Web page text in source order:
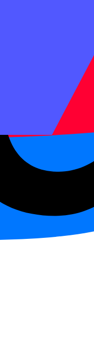
好, 写完, 拿出来.